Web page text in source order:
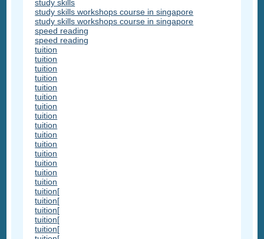
study skills
study skills workshops course in singapore
study skills workshops course in singapore
speed reading
speed reading
tuition
tuition
tuition
tuition
tuition
tuition
tuition
tuition
tuition
tuition
tuition
tuition
tuition
tuition
tuition
tuition[
tuition[
tuition[
tuition[
tuition[